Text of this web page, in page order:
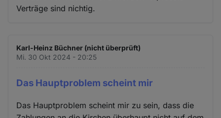
Verträge sind nichtig.
Karl-Heinz Büchner (nicht überprüft)
Mi. 30 Okt 2024 - 20:25
Das Hauptproblem scheint mir
Das Hauptproblem scheint mir zu sein, dass die